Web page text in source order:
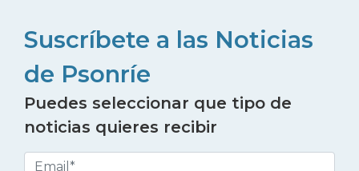
Suscríbete a las Noticias
de Psonríe
Puedes seleccionar que tipo de
noticias quieres recibir